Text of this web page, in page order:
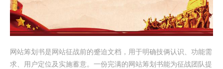
网站筹划书是网站征战前的蹙迫文档，用于明确技俩认识、功能需
求、用户定位及实施蓄意。一份完满的网站筹划书能为征战团队提